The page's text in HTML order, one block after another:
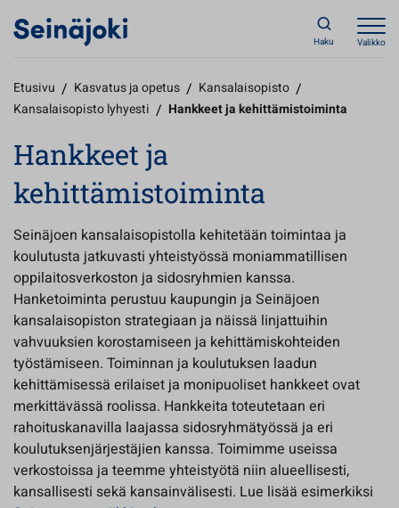
Haku Valikko
Etusivu / Kasvatus ja opetus / Kansalaisopisto /
Kansalaisopisto lyhyesti / Hankkeet ja kehittämistoiminta
Hankkeet ja
kehittämistoiminta
Seinäjoen kansalaisopistolla kehitetään toimintaa ja
koulutusta jatkuvasti yhteistyössä moniammatillisen
oppilaitosverkoston ja sidosryhmien kanssa.
Hanketoiminta perustuu kaupungin ja Seinäjoen
kansalaisopiston strategiaan ja näissä linjattuihin
vahvuuksien korostamiseen ja kehittämiskohteiden
työstämiseen. Toiminnan ja koulutuksen laadun
kehittämisessä erilaiset ja monipuoliset hankkeet ovat
merkittävässä roolissa. Hankkeita toteutetaan eri
rahoituskanavilla laajassa sidosryhmätyössä ja eri
koulutuksenjärjestäjien kanssa. Toimimme useissa
verkostoissa ja teemme yhteistyötä niin alueellisesti,
kansallisesti sekä kansainvälisesti. Lue lisää esimerkiksi